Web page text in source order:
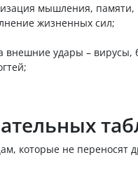
мышления,
жизненных сил;
внешние удары – вирусы,
которые не переносят